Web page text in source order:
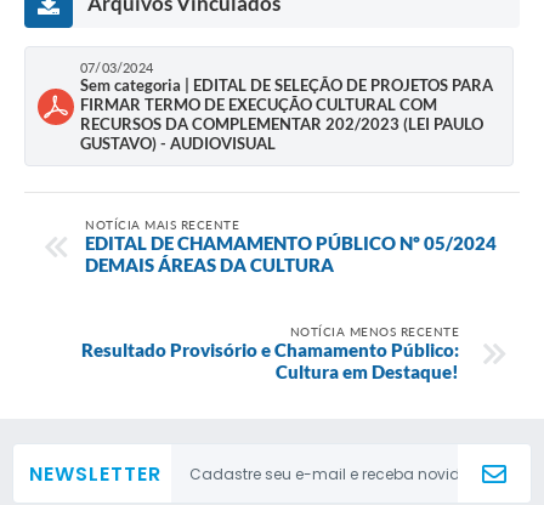
07/03/2024
Sem categoria | EDITAL DE SELEÇÃO DE PROJETOS PARA
FIRMAR TERMO DE EXECUÇÃO CULTURAL COM
RECURSOS DA COMPLEMENTAR 202/2023 (LEI PAULO
GUSTAVO) - AUDIOVISUAL
NOTÍCIA MAIS RECENTE
EDITAL DE CHAMAMENTO PÚBLICO Nº 05/2024
DEMAIS ÁREAS DA CULTURA
NOTÍCIA MENOS RECENTE
Resultado Provisório e Chamamento Público:
Cultura em Destaque!
NEWSLETTER